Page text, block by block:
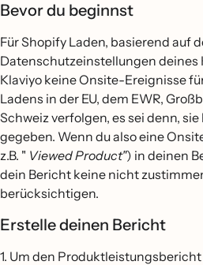
Bevor du beginnst
Für Shopify Laden, basierend auf
Datenschutzeinstellungen deines
Klaviyo keine Onsite-Ereignisse
Ladens in der EU, dem EWR,
Schweiz verfolgen, es sei denn,
gegeben. Wenn du also eine
z.B. " Viewed Product") in deinen
dein Bericht keine nicht
berücksichtigen.
Erstelle deinen Bericht
1. Um den